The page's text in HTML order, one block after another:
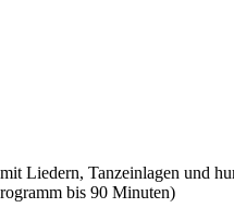
Liedern, Tanzeinlagen
bis 90 Minuten)